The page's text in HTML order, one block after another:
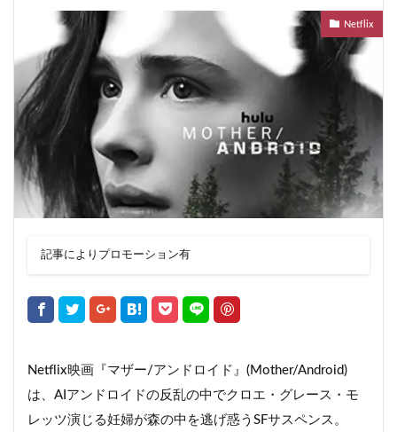
Netflix
記事によりプロモーション有
Netflix映画『マザー/アンドロイド』(Mother/Android)
は、AIアンドロイドの反乱の中でクロエ・グレース・モ
レッツ演じる妊婦が森の中を逃げ惑うSFサスペンス。